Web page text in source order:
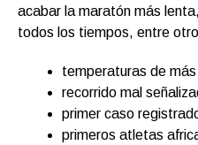
acabar la maratón más
todos los tiempos, entre
temperaturas de
recorrido mal
primer caso
primeros atletas